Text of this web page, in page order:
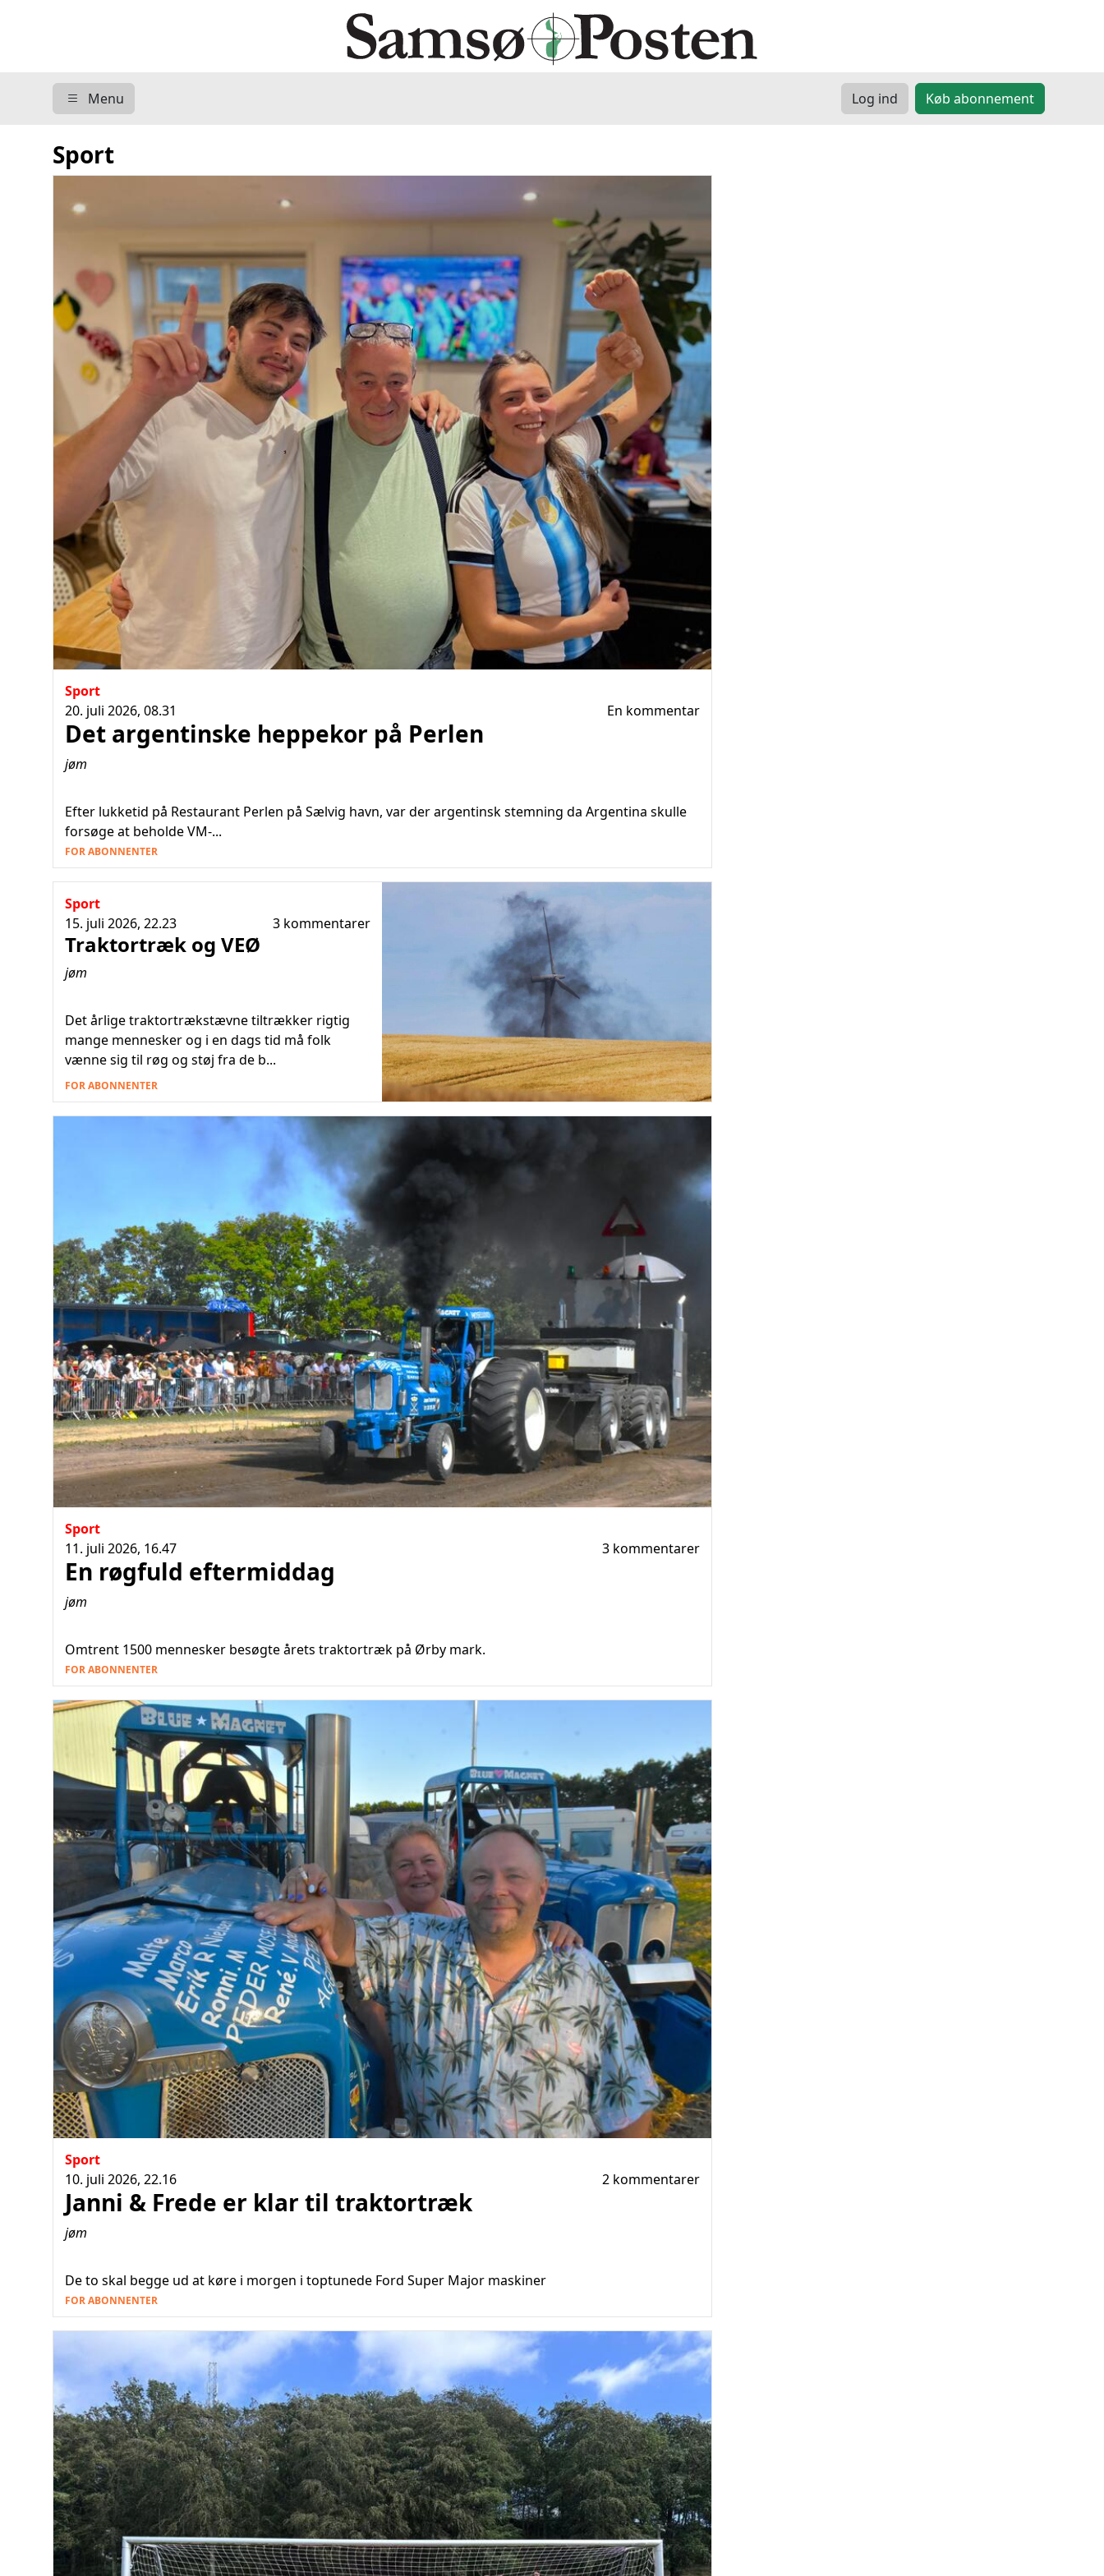
Menu Log ind Køb abonnement
Sport
Sport
20. juli 2026, 08.31
En kommentar
Det argentinske heppekor på Perlen
jøm
Efter lukketid på Restaurant Perlen på Sælvig havn, var der argentinsk stemning da Argentina skulle
forsøge at beholde VM-...
FOR ABONNENTER
Sport
15. juli 2026, 22.23
3 kommentarer
Traktortræk og VEØ
jøm
Det årlige traktortrækstævne tiltrækker rigtig
mange mennesker og i en dags tid må folk
vænne sig til røg og støj fra de b...
FOR ABONNENTER
Sport
11. juli 2026, 16.47
3 kommentarer
En røgfuld eftermiddag
jøm
Omtrent 1500 mennesker besøgte årets traktortræk på Ørby mark.
FOR ABONNENTER
Sport
10. juli 2026, 22.16
2 kommentarer
Janni & Frede er klar til traktortræk
jøm
De to skal begge ud at køre i morgen i toptunede Ford Super Major maskiner
FOR ABONNENTER